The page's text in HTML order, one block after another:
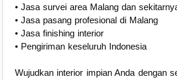
• Jasa survei area Malang dan
• Jasa pasang profesional di Malang
• Jasa finishing interior
• Pengiriman keseluruh Indonesia
Wujudkan interior impian Anda dengan